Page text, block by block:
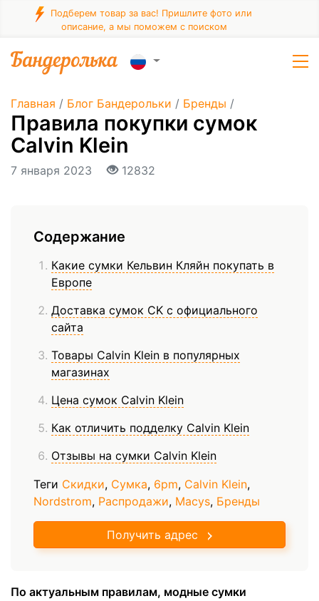
Подберем товар за вас! Пришлите фото или
описание, а мы поможем с поиском
Главная / Блог Бандерольки / Бренды /
Правила покупки сумок
Calvin Klein
7 января 2023 12832
Содержание
Какие сумки Кельвин Кляйн покупать в
Европе
Доставка сумок CK с официального
сайта
Товары Calvin Klein в популярных
магазинах
Цена сумок Calvin Klein
Как отличить подделку Calvin Klein
Отзывы на сумки Calvin Klein
Теги Скидки, Сумка, 6pm, Calvin Klein,
Nordstrom, Распродажи, Macys, Бренды
Получить адрес
По актуальным правилам, модные сумки